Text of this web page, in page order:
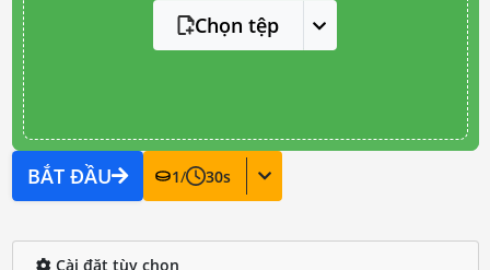
Chọn tệp
BẮT ĐẦU 1/ 30s
Cài đặt tùy chọn